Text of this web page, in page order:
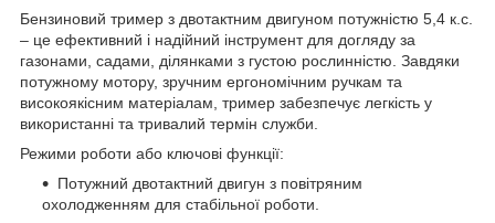
Бензиновий тример з двотактним двигуном потужністю 5,4 к.с.
– це ефективний і надійний інструмент для догляду за
газонами, садами, ділянками з густою рослинністю. Завдяки
потужному мотору, зручним ергономічним ручкам та
високоякісним матеріалам, тример забезпечує легкість у
використанні та тривалий термін служби.
Режими роботи або ключові функції:
Потужний двотактний двигун з повітряним
охолодженням для стабільної роботи.